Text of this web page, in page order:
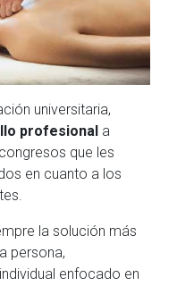
universitaria,
profesional a
que les
en cuanto a los
la solución más
persona,
enfocado en